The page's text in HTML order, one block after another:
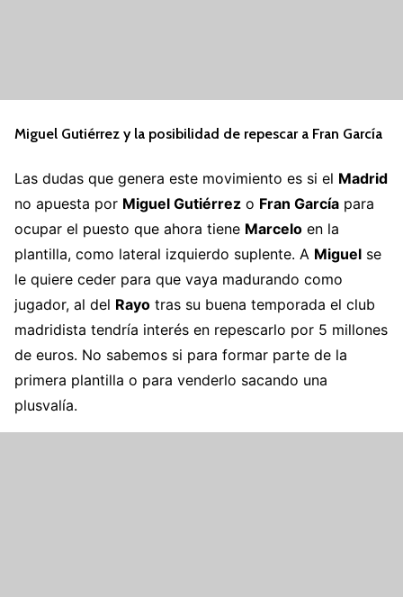
Miguel Gutiérrez y la posibilidad de repescar a Fran García
Las dudas que genera este movimiento es si el Madrid
no apuesta por Miguel Gutiérrez o Fran García para
ocupar el puesto que ahora tiene Marcelo en la
plantilla, como lateral izquierdo suplente. A Miguel se
le quiere ceder para que vaya madurando como
jugador, al del Rayo tras su buena temporada el club
madridista tendría interés en repescarlo por 5 millones
de euros. No sabemos si para formar parte de la
primera plantilla o para venderlo sacando una
plusvalía.